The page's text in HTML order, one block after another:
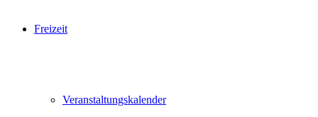
Freizeit
Veranstaltungskalender